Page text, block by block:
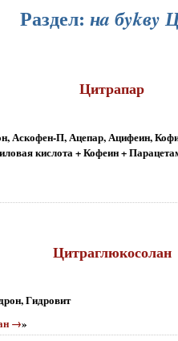
Раздел: нa бykвy
Цитрапар
Аскофен-П, Ацепар, Ацифеин,
кислота + Кофеин +
Цитраглюкосолан
Гидровит
→»